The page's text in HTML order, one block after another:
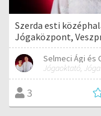
Szerda esti
Jógaközpont,
Selmeci Ági és
Jógaoktató,
3